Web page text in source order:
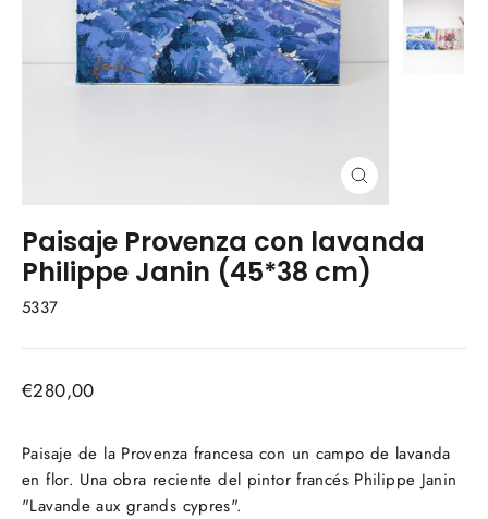
Cerrar
(esc)
Paisaje Provenza con lavanda
Philippe Janin (45*38 cm)
5337
Precio
€280,00
Paisaje de la Provenza francesa con un campo de lavanda
en flor. Una obra reciente del pintor francés Philippe Janin
"Lavande aux grands cypres".